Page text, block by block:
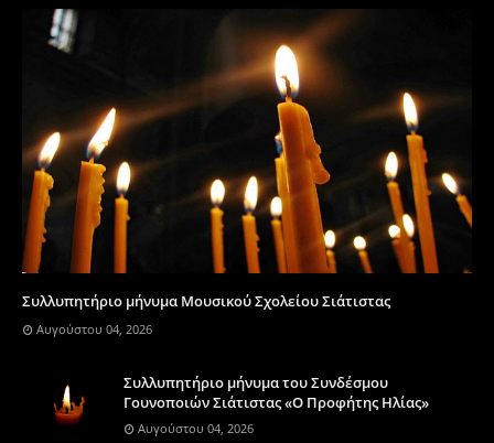
Συλλυπητήριο μήνυμα Μουσικού Σχολείου Σιάτιστας
Αυγούστου 04, 2026
Συλλυπητήριο μήνυμα του Συνδέσμου
Γουνοποιών Σιάτιστας «Ο Προφήτης Ηλίας»
Αυγούστου 04, 2026